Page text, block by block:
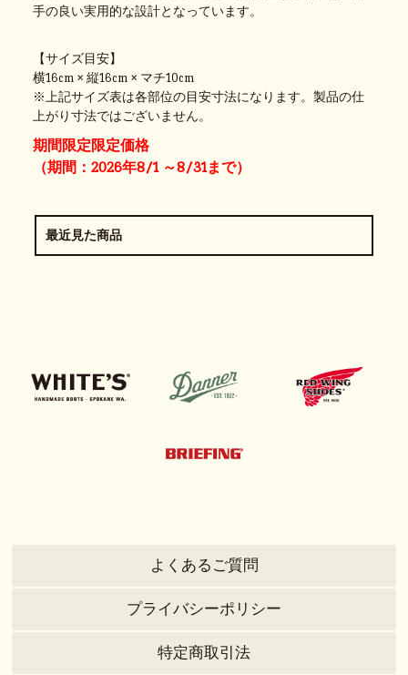
手の良い実用的な設計となっています。
【サイズ目安】
横16cm × 縦16cm × マチ10cm
※上記サイズ表は各部位の目安寸法になります。製品の仕
上がり寸法ではございません。
期間限定限定価格
（期間：2026年8/1 ～8/31まで）
最近見た商品
よくあるご質問
プライバシーポリシー
特定商取引法